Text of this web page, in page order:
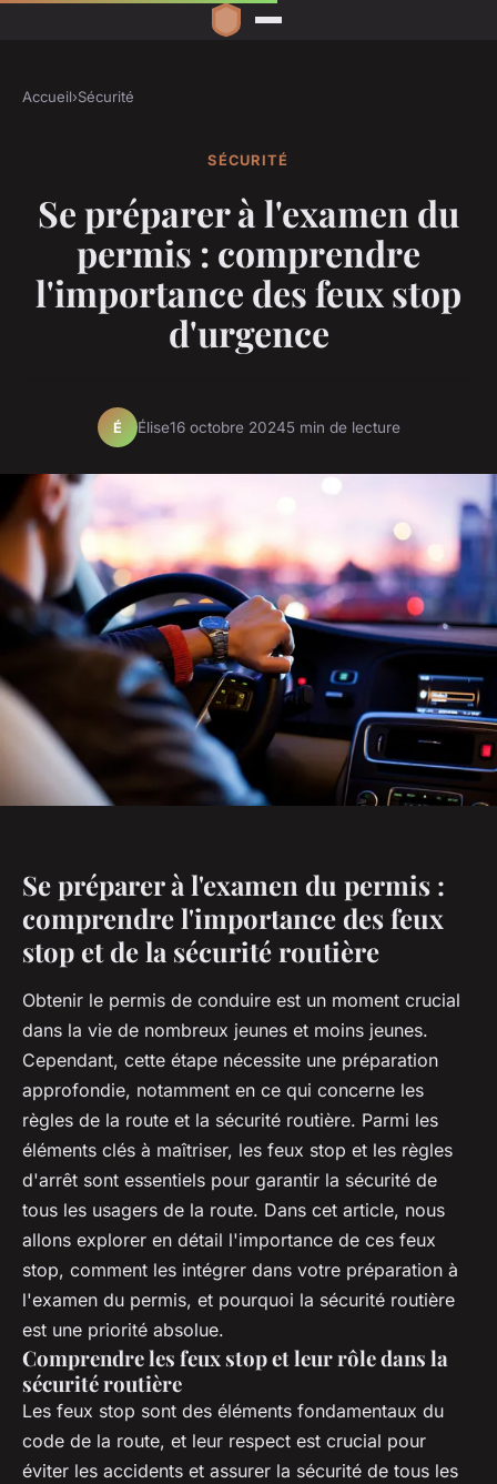
Accueil›Sécurité
SÉCURITÉ
Se préparer à l'examen du
permis : comprendre
l'importance des feux stop
d'urgence
É Élise16 octobre 20245 min de lecture
Se préparer à l'examen du permis :
comprendre l'importance des feux
stop et de la sécurité routière
Obtenir le permis de conduire est un moment crucial
dans la vie de nombreux jeunes et moins jeunes.
Cependant, cette étape nécessite une préparation
approfondie, notamment en ce qui concerne les
règles de la route et la sécurité routière. Parmi les
éléments clés à maîtriser, les feux stop et les règles
d'arrêt sont essentiels pour garantir la sécurité de
tous les usagers de la route. Dans cet article, nous
allons explorer en détail l'importance de ces feux
stop, comment les intégrer dans votre préparation à
l'examen du permis, et pourquoi la sécurité routière
est une priorité absolue.
Comprendre les feux stop et leur rôle dans la
sécurité routière
Les feux stop sont des éléments fondamentaux du
code de la route, et leur respect est crucial pour
éviter les accidents et assurer la sécurité de tous les